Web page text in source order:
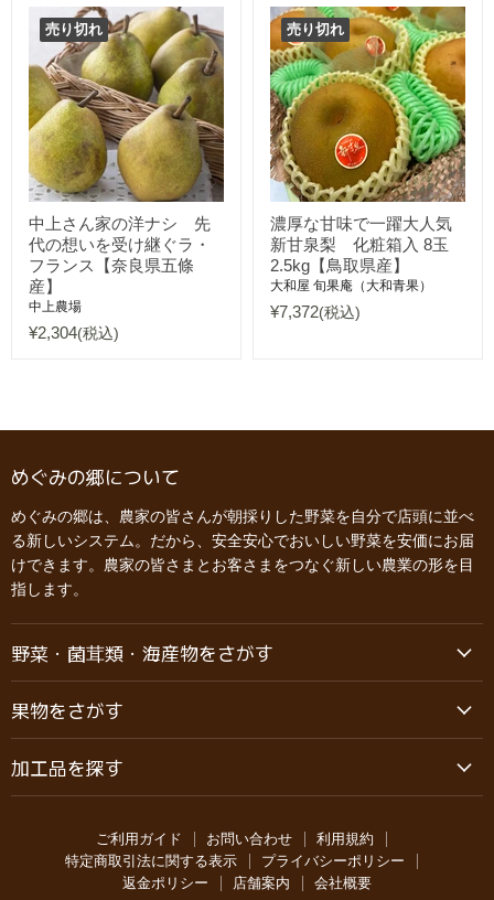
売り切れ
中上さん家の洋ナシ 先
代の想いを受け継ぐラ・
フランス【奈良県五條
産】
中上農場
¥2,304(税込)
売り切れ
濃厚な甘味で一躍大人気
新甘泉梨 化粧箱入 8玉
2.5kg【鳥取県産】
大和屋 旬果庵（大和青果）
¥7,372(税込)
めぐみの郷について
めぐみの郷は、農家の皆さんが朝採りした野菜を自分で店頭に並べ
る新しいシステム。だから、安全安心でおいしい野菜を安価にお届
けできます。農家の皆さまとお客さまをつなぐ新しい農業の形を目
指します。
野菜・菌茸類・海産物をさがす
果物をさがす
加工品を探す
ご利用ガイド お問い合わせ
利用規約
特定商取引法に関する表示
プライバシーポリシー
返金ポリシー
店舗案内 会社概要